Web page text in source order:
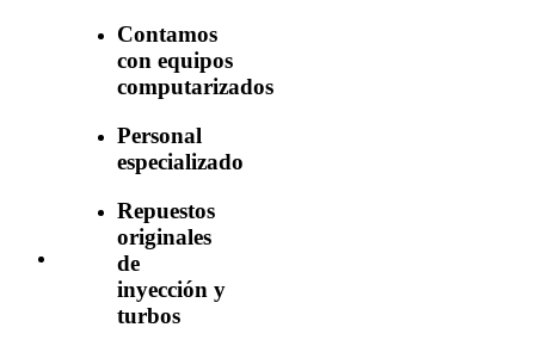
Contamos
con equipos
computarizados
Personal
especializado
Repuestos
originales
de
inyección y
turbos